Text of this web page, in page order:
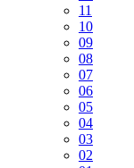
11
10
09
08
07
06
05
04
03
02